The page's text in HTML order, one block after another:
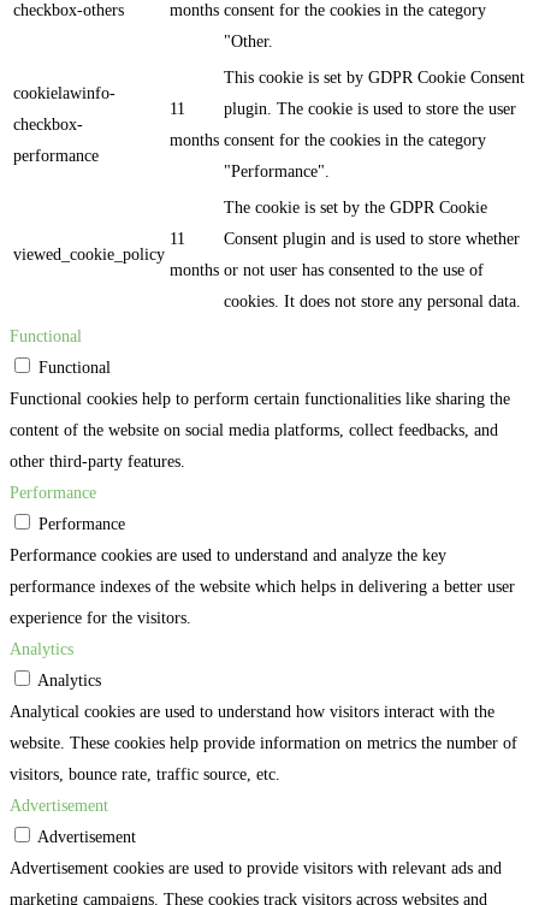
checkbox-others
months consent for the cookies in the category
"Other.
cookielawinfo-
checkbox-
performance
11
months
This cookie is set by GDPR Cookie Consent
plugin. The cookie is used to store the user
consent for the cookies in the category
"Performance".
viewed_cookie_policy
11
months
The cookie is set by the GDPR Cookie
Consent plugin and is used to store whether
or not user has consented to the use of
cookies. It does not store any personal data.
Functional
Functional
Functional cookies help to perform certain functionalities like sharing the
content of the website on social media platforms, collect feedbacks, and
other third-party features.
Performance
Performance
Performance cookies are used to understand and analyze the key
performance indexes of the website which helps in delivering a better user
experience for the visitors.
Analytics
Analytics
Analytical cookies are used to understand how visitors interact with the
website. These cookies help provide information on metrics the number of
visitors, bounce rate, traffic source, etc.
Advertisement
Advertisement
Advertisement cookies are used to provide visitors with relevant ads and
marketing campaigns. These cookies track visitors across websites and